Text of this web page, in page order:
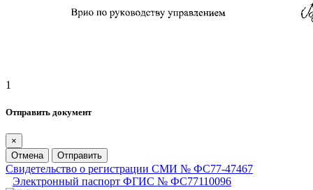
1
Отправить документ
×
Отмена
Отправить
Свидетельство о регистрации СМИ № ФС77-47467
Электронный паспорт ФГИС № ФС77110096